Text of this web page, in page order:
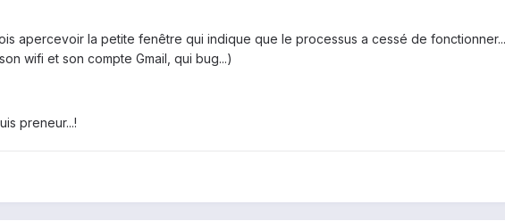
apercevoir la petite fenêtre qui indique que le processus a cessé de
wifi et son compte Gmail, qui bug...)
preneur...!